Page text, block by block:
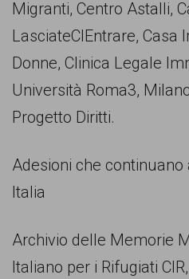
Migranti, Centro Astalli,
LasciateCIEntrare, Casa
Donne, Clinica Legale
Università Roma3,
Progetto Diritti.
Adesioni che
Italia
Archivio delle Memorie
Italiano per i Rifugiati